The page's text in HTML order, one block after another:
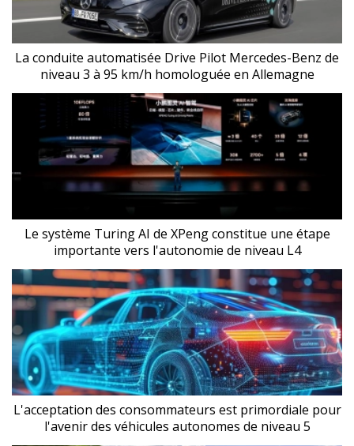
La conduite automatisée Drive Pilot Mercedes-Benz de
niveau 3 à 95 km/h homologuée en Allemagne
Le système Turing AI de XPeng constitue une étape
importante vers l'autonomie de niveau L4
L'acceptation des consommateurs est primordiale pour
l'avenir des véhicules autonomes de niveau 5